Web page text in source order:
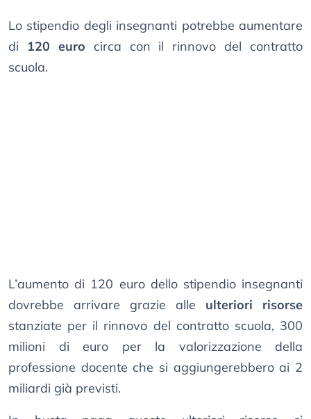
Lo stipendio degli insegnanti potrebbe aumentare
di 120 euro circa con il rinnovo del contratto
scuola.
L’aumento di 120 euro dello stipendio insegnanti
dovrebbe arrivare grazie alle ulteriori risorse
stanziate per il rinnovo del contratto scuola, 300
milioni di euro per la valorizzazione della
professione docente che si aggiungerebbero ai 2
miliardi già previsti.